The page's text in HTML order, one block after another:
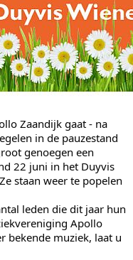
Zaandijk gaat - na
in de pauzestand
genoegen een
22 juni in het Duyvis
staan weer te popelen
leden die dit jaar hun
Apollo
bekende muziek, laat u